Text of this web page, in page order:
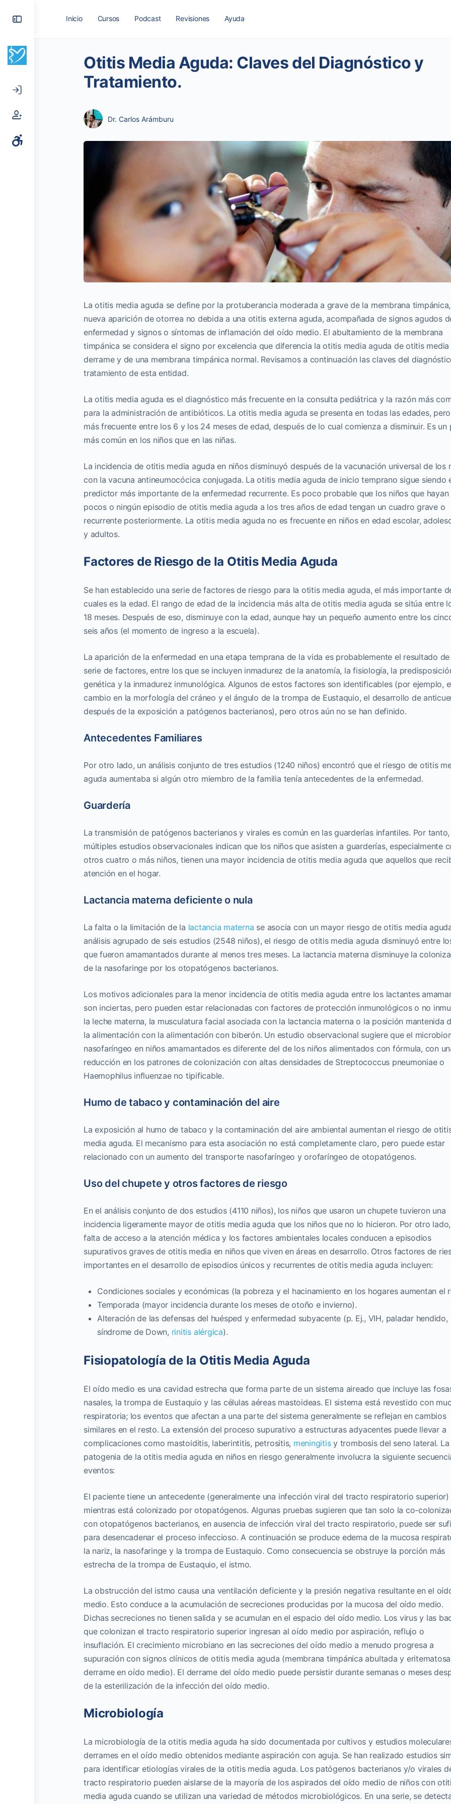
Panel
Inicio Cursos Podcast Revisiones Ayuda
Otitis Media Aguda: Claves del Diagnóstico y
Tratamiento.
Dr. Carlos Arámburu
La otitis media aguda se define por la protuberancia moderada a grave de la membrana
nueva aparición de otorrea no debida a una otitis externa aguda, acompañada de signos agudos
enfermedad y signos o síntomas de inflamación del oído medio. El abultamiento de la membrana
timpánica se considera el signo por excelencia que diferencia la otitis media aguda de otitis
derrame y de una membrana timpánica normal. Revisamos a continuación las claves del
tratamiento de esta entidad.
La otitis media aguda es el diagnóstico más frecuente en la consulta pediátrica y la razón más
para la administración de antibióticos. La otitis media aguda se presenta en todas las edades,
más frecuente entre los 6 y los 24 meses de edad, después de lo cual comienza a disminuir. Es un
más común en los niños que en las niñas.
La incidencia de otitis media aguda en niños disminuyó después de la vacunación universal de los
con la vacuna antineumocócica conjugada. La otitis media aguda de inicio temprano sigue siendo
predictor más importante de la enfermedad recurrente. Es poco probable que los niños que
pocos o ningún episodio de otitis media aguda a los tres años de edad tengan un cuadro grave o
recurrente posteriormente. La otitis media aguda no es frecuente en niños en edad escolar,
y adultos.
Factores de Riesgo de la Otitis Media Aguda
Se han establecido una serie de factores de riesgo para la otitis media aguda, el más importante
cuales es la edad. El rango de edad de la incidencia más alta de otitis media aguda se sitúa entre
18 meses. Después de eso, disminuye con la edad, aunque hay un pequeño aumento entre los
seis años (el momento de ingreso a la escuela).
La aparición de la enfermedad en una etapa temprana de la vida es probablemente el resultado de
serie de factores, entre los que se incluyen inmadurez de la anatomía, la fisiología, la
genética y la inmadurez inmunológica. Algunos de estos factores son identificables (por ejemplo,
cambio en la morfología del cráneo y el ángulo de la trompa de Eustaquio, el desarrollo de
después de la exposición a patógenos bacterianos), pero otros aún no se han definido.
Antecedentes Familiares
Por otro lado, un análisis conjunto de tres estudios (1240 niños) encontró que el riesgo de otitis
aguda aumentaba si algún otro miembro de la familia tenía antecedentes de la enfermedad.
Guardería
La transmisión de patógenos bacterianos y virales es común en las guarderías infantiles. Por tanto,
múltiples estudios observacionales indican que los niños que asisten a guarderías, especialmente
otros cuatro o más niños, tienen una mayor incidencia de otitis media aguda que aquellos que
atención en el hogar.
Lactancia materna deficiente o nula
La falta o la limitación de la lactancia materna se asocia con un mayor riesgo de otitis media
análisis agrupado de seis estudios (2548 niños), el riesgo de otitis media aguda disminuyó entre
que fueron amamantados durante al menos tres meses. La lactancia materna disminuye la
de la nasofaringe por los otopatógenos bacterianos.
Los motivos adicionales para la menor incidencia de otitis media aguda entre los lactantes
son inciertas, pero pueden estar relacionadas con factores de protección inmunológicos o no
la leche materna, la musculatura facial asociada con la lactancia materna o la posición mantenida
la alimentación con la alimentación con biberón. Un estudio observacional sugiere que el
nasofaríngeo en niños amamantados es diferente del de los niños alimentados con fórmula, con
reducción en los patrones de colonización con altas densidades de Streptococcus pneumoniae o
Haemophilus influenzae no tipificable.
Humo de tabaco y contaminación del aire
La exposición al humo de tabaco y la contaminación del aire ambiental aumentan el riesgo de
media aguda. El mecanismo para esta asociación no está completamente claro, pero puede estar
relacionado con un aumento del transporte nasofaríngeo y orofaríngeo de otopatógenos.
Uso del chupete y otros factores de riesgo
En el análisis conjunto de dos estudios (4110 niños), los niños que usaron un chupete tuvieron una
incidencia ligeramente mayor de otitis media aguda que los niños que no lo hicieron. Por otro lado,
falta de acceso a la atención médica y los factores ambientales locales conducen a episodios
supurativos graves de otitis media en niños que viven en áreas en desarrollo. Otros factores de
importantes en el desarrollo de episodios únicos y recurrentes de otitis media aguda incluyen:
Condiciones sociales y económicas (la pobreza y el hacinamiento en los hogares aumentan el
Temporada (mayor incidencia durante los meses de otoño e invierno).
Alteración de las defensas del huésped y enfermedad subyacente (p. Ej., VIH, paladar hendido,
síndrome de Down, rinitis alérgica).
Fisiopatología de la Otitis Media Aguda
El oído medio es una cavidad estrecha que forma parte de un sistema aireado que incluye las
nasales, la trompa de Eustaquio y las células aéreas mastoideas. El sistema está revestido con
respiratoria; los eventos que afectan a una parte del sistema generalmente se reflejan en cambios
similares en el resto. La extensión del proceso supurativo a estructuras adyacentes puede llevar a
complicaciones como mastoiditis, laberintitis, petrositis, meningitisy trombosis del seno lateral. La
patogenia de la otitis media aguda en niños en riesgo generalmente involucra la siguiente
eventos:
El paciente tiene un antecedente (generalmente una infección viral del tracto respiratorio superior)
mientras está colonizado por otopatógenos. Algunas pruebas sugieren que tan solo la co-
con otopatógenos bacterianos, en ausencia de infección viral del tracto respiratorio, puede ser
para desencadenar el proceso infeccioso. A continuación se produce edema de la mucosa
la nariz, la nasofaringe y la trompa de Eustaquio. Como consecuencia seobstruye la porción más
estrecha de la trompa de Eustaquio, el istmo.
La obstrucción del istmo causa una ventilación deficiente y la presión negativa resultante en el
medio. Esto conduce a la acumulación de secreciones producidas por la mucosa del oído medio.
Dichas secreciones no tienen salida y se acumulan en el espacio del oído medio. Los virus y las
que colonizan el tracto respiratorio superior ingresan al oído medio por aspiración, reflujo o
insuflación. El crecimiento microbiano en las secreciones del oído medio a menudo progresa a
supuración con signos clínicos de otitis media aguda (membrana timpánica abultada y
derrame en oído medio). El derrame del oído medio puede persistir durante semanas o meses
de la esterilización de la infección del oído medio.
Microbiología
La microbiología de la otitis media aguda ha sido documentada por cultivos y estudios
derrames en el oído medio obtenidos mediante aspiración con aguja. Se han realizado estudios
para identificar etiologías virales de la otitis media aguda. Los patógenos bacterianos y/o virales
tracto respiratorio pueden aislarse de la mayoría de los aspirados del oído medio de niños con
media aguda cuando se utilizan una variedad de métodos microbiológicos. En una serie, se